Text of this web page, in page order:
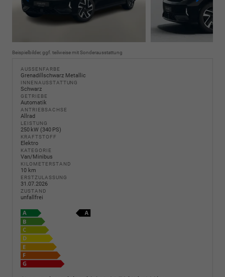
Beispielbilder, ggf. teilweise mit Sonderausstattung
AUSSENFARBE
Grenadillschwarz Metallic
INNENAUSSTATTUNG
Schwarz
GETRIEBE
Automatik
ANTRIEBSACHSE
Allrad
LEISTUNG
250 kW (340 PS)
KRAFTSTOFF
Elektro
KATEGORIE
Van/Minibus
KILOMETERSTAND
10 km
ERSTZULASSUNG
31.07.2026
ZUSTAND
unfallfrei